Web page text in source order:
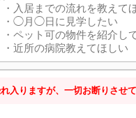
入りますが、一切お断りさせて